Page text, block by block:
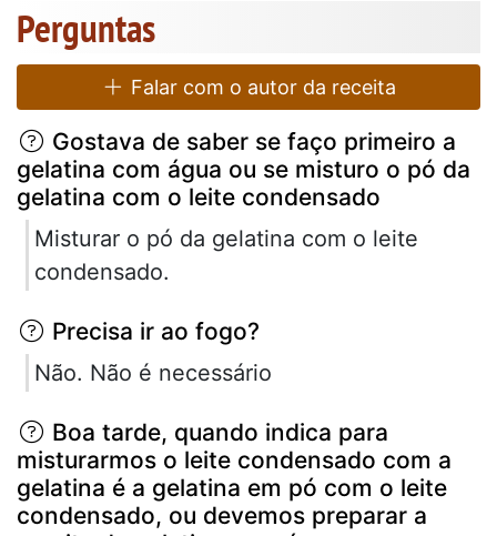
Perguntas
Falar com o autor da receita
Gostava de saber se faço primeiro a
gelatina com água ou se misturo o pó da
gelatina com o leite condensado
Misturar o pó da gelatina com o leite
condensado.
Precisa ir ao fogo?
Não. Não é necessário
Boa tarde, quando indica para
misturarmos o leite condensado com a
gelatina é a gelatina em pó com o leite
condensado, ou devemos preparar a